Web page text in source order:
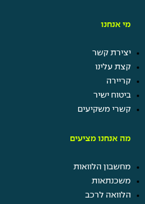
מי אנחנו
יצירת קשר
קצת עלינו
קריירה
ביטוח ישיר
קשרי משקיעים
מה אנחנו מציעים
מחשבון הלוואות
משכנתאות
הלוואה לרכב